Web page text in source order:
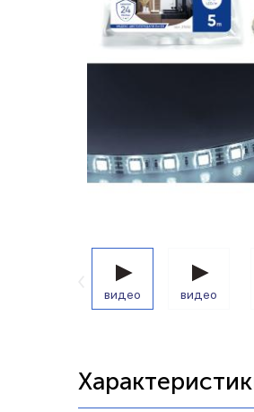
Беспроводные
видео видео